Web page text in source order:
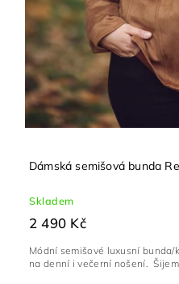
Dámská semišová bunda
Skladem
2 490 Kč
Módní semišové luxusní
na denní i večerní nošení.